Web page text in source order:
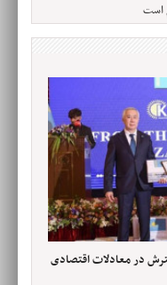
است
در معادلات اقتصادی